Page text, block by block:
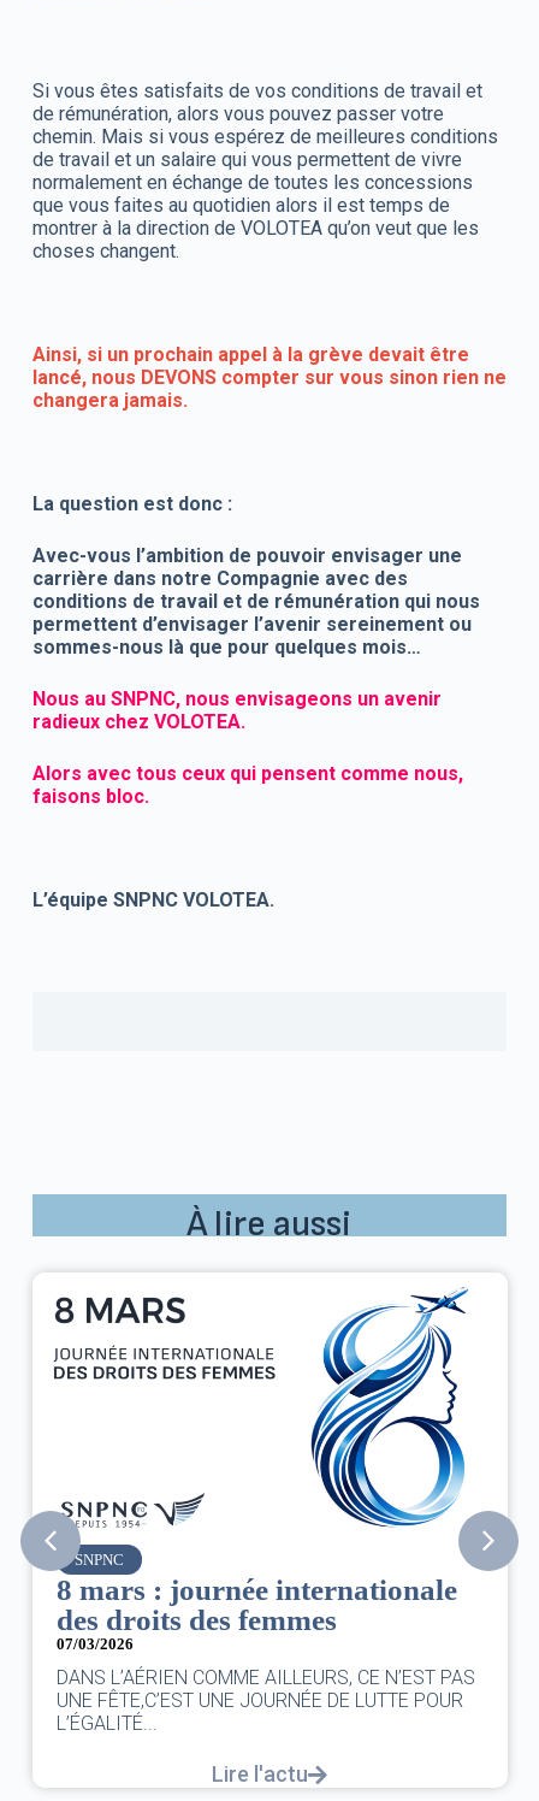
Si vous êtes satisfaits de vos conditions de travail et
de rémunération, alors vous pouvez passer votre
chemin. Mais si vous espérez de meilleures conditions
de travail et un salaire qui vous permettent de vivre
normalement en échange de toutes les concessions
que vous faites au quotidien alors il est temps de
montrer à la direction de VOLOTEA qu’on veut que les
choses changent.
Ainsi, si un prochain appel à la grève devait être
lancé, nous DEVONS compter sur vous sinon rien ne
changera jamais.
La question est donc :
Avec-vous l’ambition de pouvoir envisager une
carrière dans notre Compagnie avec des
conditions de travail et de rémunération qui nous
permettent d’envisager l’avenir sereinement ou
sommes-nous là que pour quelques mois…
Nous au SNPNC, nous envisageons un avenir
radieux chez VOLOTEA.
Alors avec tous ceux qui pensent comme nous,
faisons bloc.
L’équipe SNPNC VOLOTEA.
À lire aussi
SNPNC
8 mars : journée internationale
des droits des femmes
07/03/2026
DANS L’AÉRIEN COMME AILLEURS, CE N’EST PAS
UNE FÊTE,C’EST UNE JOURNÉE DE LUTTE POUR
L’ÉGALITÉ...
Lire l'actu